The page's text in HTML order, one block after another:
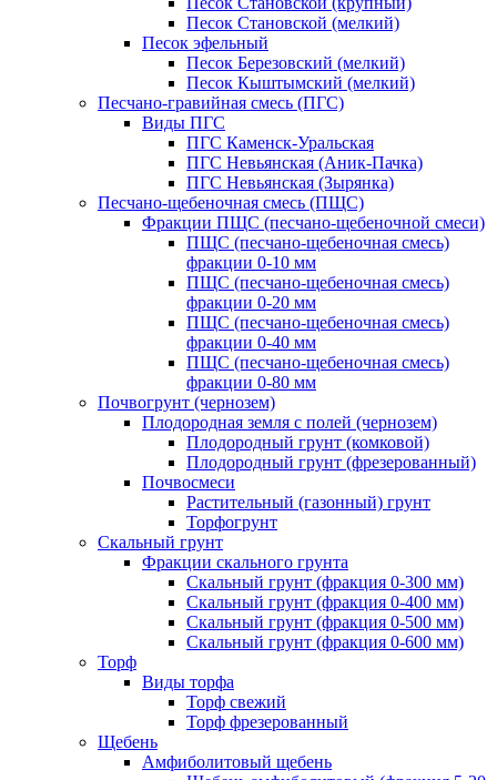
Песок Становской (мелкий)
Песок эфельный
Песок Березовский (мелкий)
Песок Кыштымский (мелкий)
Песчано-гравийная смесь (ПГС)
Виды ПГС
ПГС Каменск-Уральская
ПГС Невьянская (Аник-Пачка)
ПГС Невьянская (Зырянка)
Песчано-щебеночная смесь (ПЩС)
Фракции ПЩС (песчано-щебеночной смеси)
ПЩС (песчано-щебеночная смесь)
фракции 0-10 мм
ПЩС (песчано-щебеночная смесь)
фракции 0-20 мм
ПЩС (песчано-щебеночная смесь)
фракции 0-40 мм
ПЩС (песчано-щебеночная смесь)
фракции 0-80 мм
Почвогрунт (чернозем)
Плодородная земля с полей (чернозем)
Плодородный грунт (комковой)
Плодородный грунт (фрезерованный)
Почвосмеси
Растительный (газонный) грунт
Торфогрунт
Скальный грунт
Фракции скального грунта
Скальный грунт (фракция 0-300 мм)
Скальный грунт (фракция 0-400 мм)
Скальный грунт (фракция 0-500 мм)
Скальный грунт (фракция 0-600 мм)
Торф
Виды торфа
Торф свежий
Торф фрезерованный
Щебень
Амфиболитовый щебень